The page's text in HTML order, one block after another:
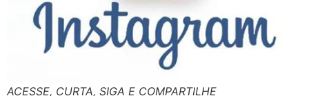
ACESSE, CURTA, SIGA E COMPARTILHE